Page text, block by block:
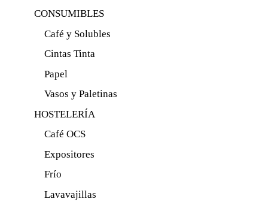
CONSUMIBLES
Café y Solubles
Cintas Tinta
Papel
Vasos y Paletinas
HOSTELERÍA
Café OCS
Expositores
Frío
Lavavajillas